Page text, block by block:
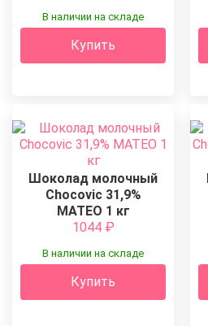
В наличии на складе
Купить
Шоколад молочный
Chocovic 31,9%
МАТЕО 1 кг
1044 ₽
В наличии на складе
Купить